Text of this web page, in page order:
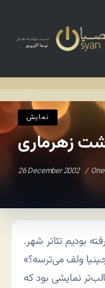
نمايش
زهرماری
26 December 2002
بودیم تئاتر شهر.
ولف می‌ترسه؟»
نمایشی بود که